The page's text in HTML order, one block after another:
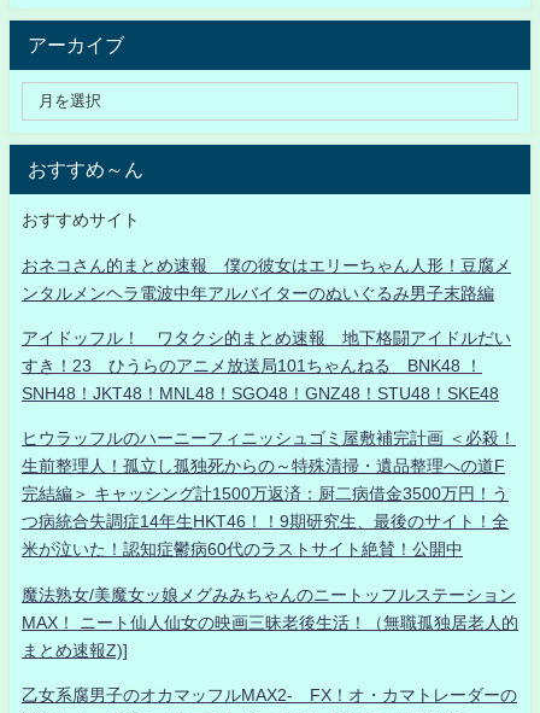
アーカイブ
おすすめ～ん
おすすめサイト
おネコさん的まとめ速報 僕の彼女はエリーちゃん人形！豆腐メ
ンタルメンヘラ電波中年アルバイターのぬいぐるみ男子末路編
アイドッフル！ ワタクシ的まとめ速報 地下格闘アイドルだい
すき！23 ひうらのアニメ放送局101ちゃんねる BNK48 ！
SNH48！JKT48！MNL48！SGO48！GNZ48！STU48！SKE48
ヒウラッフルのハーニーフィニッシュゴミ屋敷補完計画 ＜必殺！
生前整理人！孤立し孤独死からの～特殊清掃・遺品整理への道F
完結編＞ キャッシング計1500万返済：厨二病借金3500万円！う
つ病統合失調症14年生HKT46！！9期研究生、最後のサイト！全
米が泣いた！認知症鬱病60代のラストサイト絶賛！公開中
魔法熟女/美魔女ッ娘メグみみちゃんのニートッフルステーション
MAX！ ニート仙人仙女の映画三昧老後生活！（無職孤独居老人的
まとめ速報Z)]
乙女系腐男子のオカマッフルMAX2- FX！オ・カマトレーダーの